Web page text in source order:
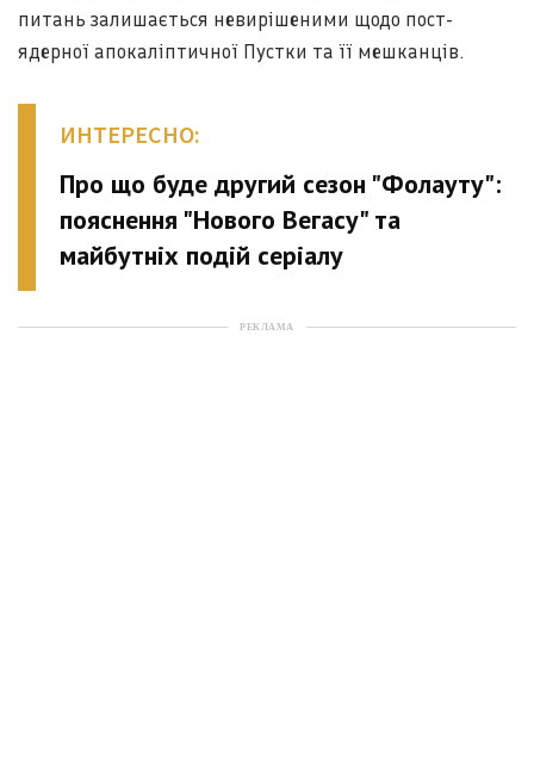
питань залишається невирішеними щодо пост-
ядерної апокаліптичної Пустки та її мешканців.
ИНТЕРЕСНО:
Про що буде другий сезон "Фолауту":
пояснення "Нового Вегасу" та
майбутніх подій серіалу
РЕКЛАМА